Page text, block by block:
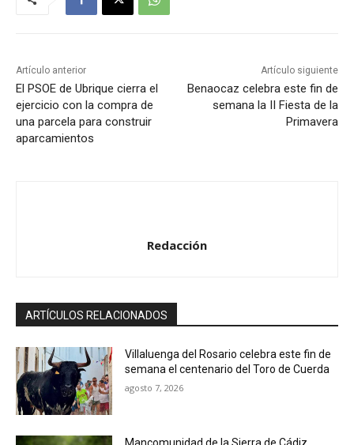
r
d
e
a
Artículo anterior
El PSOE de Ubrique cierra el
ejercicio con la compra de
una parcela para construir
aparcamientos
Artículo siguiente
Benaocaz celebra este fin de
semana la II Fiesta de la
Primavera
Redacción
ARTÍCULOS RELACIONADOS
Villaluenga del Rosario celebra este fin de
semana el centenario del Toro de Cuerda
agosto 7, 2026
Mancomunidad de la Sierra de Cádiz